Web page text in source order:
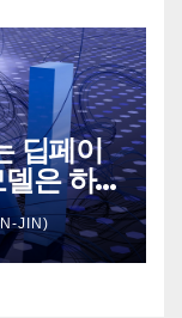
딥페이
은 하
JIN)